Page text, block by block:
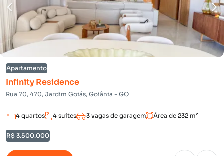
Apartamento
Infinity Residence
Rua 70, 470, Jardim Goiás, Goiânia - GO
4 quartos 4 suítes 3 vagas de garagem Área de 232 m²
R$ 3.500.000